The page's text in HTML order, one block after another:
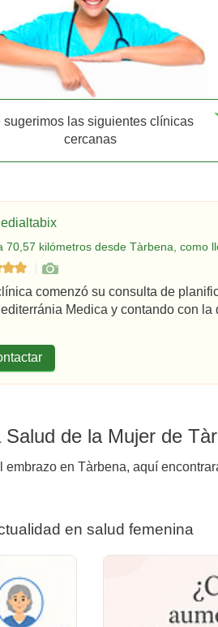
sugerimos las siguientes clínicas
cercanas
70,57 kilómetros desde Tàrbena, como
comenzó su consulta de
Medica y contando con la
de la Mujer de
en Tàrbena, aquí
en salud femenina